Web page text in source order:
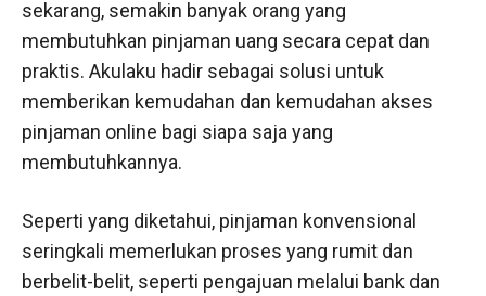
sekarang, semakin banyak orang yang
membutuhkan pinjaman uang secara cepat dan
praktis. Akulaku hadir sebagai solusi untuk
memberikan kemudahan dan kemudahan akses
pinjaman online bagi siapa saja yang
membutuhkannya.
Seperti yang diketahui, pinjaman konvensional
seringkali memerlukan proses yang rumit dan
berbelit-belit, seperti pengajuan melalui bank dan